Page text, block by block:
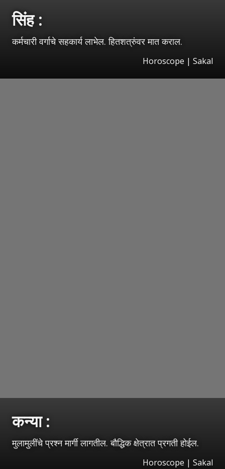
सिंह :
कर्मचारी वर्गाचे सहकार्य लाभेल. हितशत्रुंवर मात कराल.
Horoscope | Sakal
कन्या :
मुलामुलींचे प्रश्‍न मार्गी लागतील. बौद्धिक क्षेत्रात प्रगती होईल.
Horoscope | Sakal